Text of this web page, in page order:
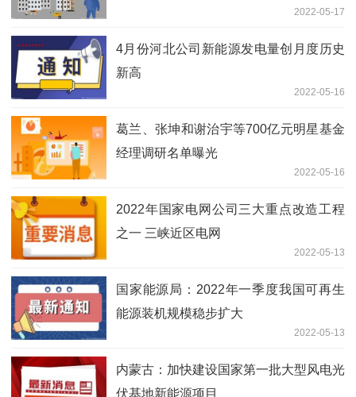
2022-05-17
4月份河北公司新能源发电量创月度历史
新高
2022-05-16
葛兰、张坤和谢治宇等700亿元明星基金
经理调研名单曝光
2022-05-16
2022年国家电网公司三大重点改造工程
之一 三峡近区电网
2022-05-13
国家能源局：2022年一季度我国可再生
能源装机规模稳步扩大
2022-05-13
内蒙古：加快建设国家第一批大型风电光
伏基地新能源项目